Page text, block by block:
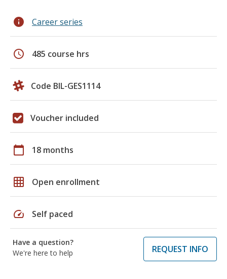
info Career series
schedule 485 course hrs
Code BIL-GES1114
Voucher included
calendar_today 18 months
grid_on Open enrollment
speed Self paced
Have a question?
We're here to help
REQUEST INFO